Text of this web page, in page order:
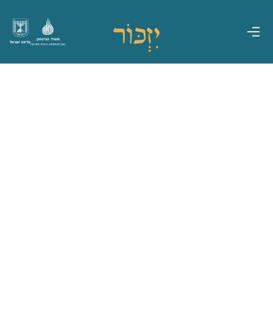
מדינת ישראל
משרד הביטחון
אגף משפחות, הנצחה ומורשת